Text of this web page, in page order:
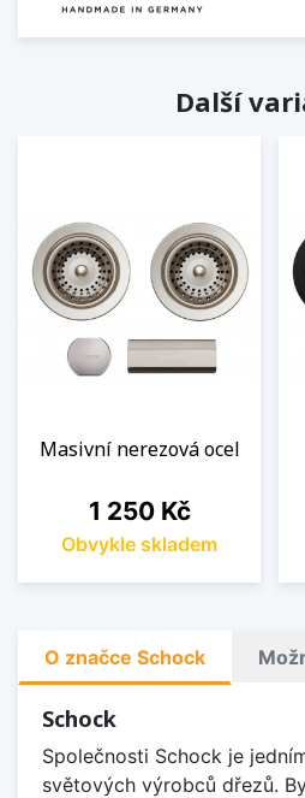
Další
Masivní nerezová ocel
Cena
1 250 Kč
Obvykle skladem
O značce Schock
Schock
Společnosti Schock je
světových výrobců dřezů.